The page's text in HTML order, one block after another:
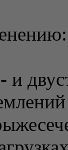
и